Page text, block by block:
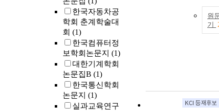
한국자동차공
학회 춘계학술대
회 (1)
한국컴퓨터정
보학회논문지 (1)
대한기계학회
논문집B (1)
한국통신학회
논문지 (1)
실과교육연구
원
기